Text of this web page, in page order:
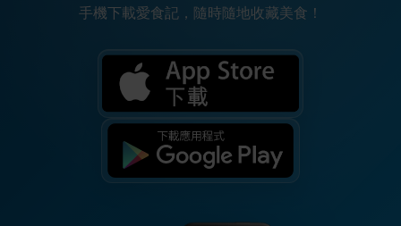
手機下載愛食記，隨時隨地收藏美食！